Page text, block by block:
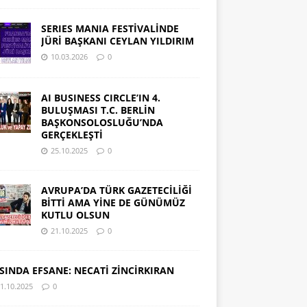
SERIES MANIA FESTİVALİNDE
JÜRİ BAŞKANI CEYLAN YILDIRIM
10.03.2026 0
AI BUSINESS CIRCLE’IN 4.
BULUŞMASI T.C. BERLİN
BAŞKONSOLOSLUĞU’NDA
GERÇEKLEŞTİ
25.10.2025 0
AVRUPA’DA TÜRK GAZETECİLİĞİ
BİTTİ AMA YİNE DE GÜNÜMÜZ
KUTLU OLSUN
21.10.2025 0
EFSANE: NECATİ ZİNCİRKIRAN
0